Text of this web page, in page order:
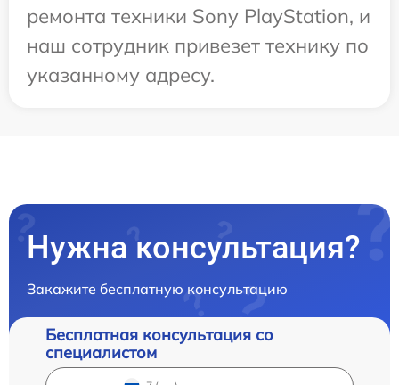
ремонта техники Sony PlayStation, и
наш сотрудник привезет технику по
указанному адресу.
Нужна консультация?
Закажите бесплатную консультацию
Бесплатная консультация со
специалистом